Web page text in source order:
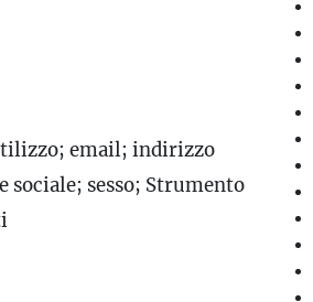
email; indirizzo
sesso; Strumento